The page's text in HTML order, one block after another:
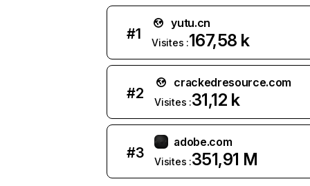
#1
yutu.cn
Visites :167,58 k
#2
crackedresource.com
Visites :31,12 k
#3
adobe.com
Visites :351,91 M